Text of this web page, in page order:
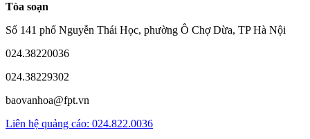
Tòa soạn
Số 141 phố Nguyễn Thái Học, phường Ô Chợ Dừa, TP Hà Nội
024.38220036
024.38229302
baovanhoa@fpt.vn
Liên hệ quảng cáo: 024.822.0036